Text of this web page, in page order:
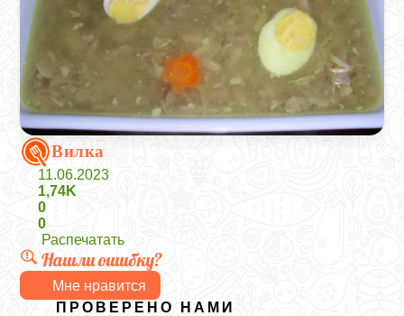
Вилка
11.06.2023
1,74K
0
0
Распечатать
Нашли ошибку?
Мне нравится
ПРОВЕРЕНО НАМИ